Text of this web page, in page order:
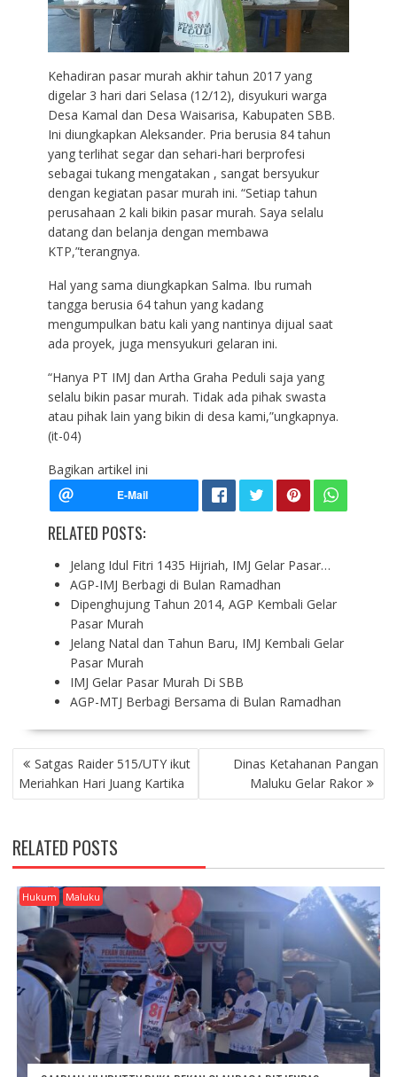
Kehadiran pasar murah akhir tahun 2017 yang
digelar 3 hari dari Selasa (12/12), disyukuri warga
Desa Kamal dan Desa Waisarisa, Kabupaten SBB.
Ini diungkapkan Aleksander. Pria berusia 84 tahun
yang terlihat segar dan sehari-hari berprofesi
sebagai tukang mengatakan , sangat bersyukur
dengan kegiatan pasar murah ini. “Setiap tahun
perusahaan 2 kali bikin pasar murah. Saya selalu
datang dan belanja dengan membawa
KTP,”terangnya.
Hal yang sama diungkapkan Salma. Ibu rumah
tangga berusia 64 tahun yang kadang
mengumpulkan batu kali yang nantinya dijual saat
ada proyek, juga mensyukuri gelaran ini.
“Hanya PT IMJ dan Artha Graha Peduli saja yang
selalu bikin pasar murah. Tidak ada pihak swasta
atau pihak lain yang bikin di desa kami,”ungkapnya.
(it-04)
Bagikan artikel ini
RELATED POSTS:
Jelang Idul Fitri 1435 Hijriah, IMJ Gelar Pasar…
AGP-IMJ Berbagi di Bulan Ramadhan
Dipenghujung Tahun 2014, AGP Kembali Gelar
Pasar Murah
Jelang Natal dan Tahun Baru, IMJ Kembali Gelar
Pasar Murah
IMJ Gelar Pasar Murah Di SBB
AGP-MTJ Berbagi Bersama di Bulan Ramadhan
P
O
S
N
A
V
G
A
T
O
N
Satgas Raider 515/UTY ikut
Meriahkan Hari Juang Kartika
Dinas Ketahanan Pangan
Maluku Gelar Rakor
RELATED POSTS
Hukum Maluku